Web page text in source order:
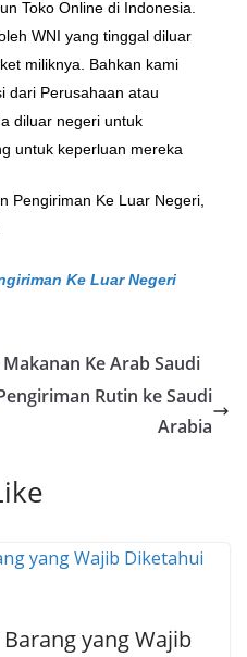
Toko Online di Indonesia.
WNI yang tinggal diluar
miliknya. Bahkan kami
dari Perusahaan atau
diluar negeri untuk
untuk keperluan mereka
Pengiriman Ke Luar Negeri,
Ke Luar Negeri
Ke Arab Saudi
Rutin ke Saudi
Arabia
yang Wajib